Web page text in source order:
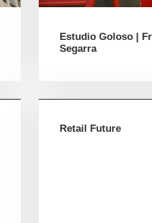
Estudio Goloso |
Segarra
Retail Future